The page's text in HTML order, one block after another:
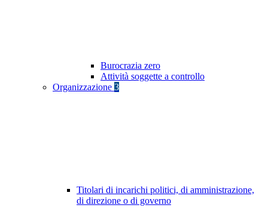
Burocrazia zero
Attività soggette a controllo
Organizzazione 3
Titolari di incarichi politici, di amministrazione,
di direzione o di governo